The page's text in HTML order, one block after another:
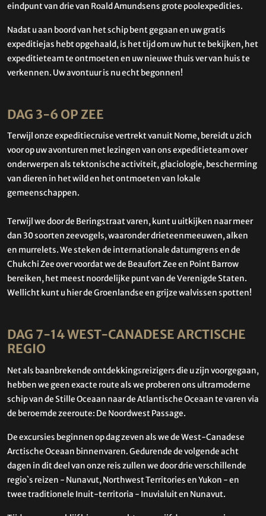
eindpunt van drie van Roald Amundsens grote poolexpedities.
Nadat u aan boord van het schip bent gegaan en uw gratis
expeditiejas hebt opgehaald, is het tijd om uw hut te bekijken, het
expeditieteam te ontmoeten en uw nieuwe thuis ver van huis te
verkennen. Uw avontuur is nu echt begonnen!
DAG 3-6 OP ZEE
Terwijl onze expeditiecruise vertrekt vanuit Nome, bereidt u zich
voor op uw avonturen met lezingen van ons expeditieteam over
onderwerpen als tektonische activiteit, glaciologie, bescherming
van dieren in het wild en het ontmoeten van lokale
gemeenschappen.
Terwijl we door de Beringstraat varen, kunt u uitkijken naar meer
dan 30 soorten zeevogels, waaronder drieteenmeeuwen, alken
en murrelets. We steken de internationale datumgrens en de
Chukchi Zee over voordat we de Beaufort Zee en Point Barrow
bereiken, het meest noordelijke punt van de Verenigde Staten.
Wellicht kunt u hier de Groenlandse en grijze walvissen spotten!
DAG 7-14 WEST-CANADESE ARCTISCHE
REGIO
Net als baanbrekende ontdekkingsreizigers die u zijn voorgegaan,
hebben we geen exacte route als we proberen ons ultramoderne
schip van de Stille Oceaan naar de Atlantische Oceaan te varen via
de beroemde zeeroute: De Noordwest Passage.
De excursies beginnen op dag zeven als we de West-Canadese
Arctische Oceaan binnenvaren. Gedurende de volgende acht
dagen in dit deel van onze reis zullen we door drie verschillende
regio`s reizen - Nunavut, Northwest Territories en Yukon - en
twee traditionele Inuit-territoria - Inuvialuit en Nunavut.